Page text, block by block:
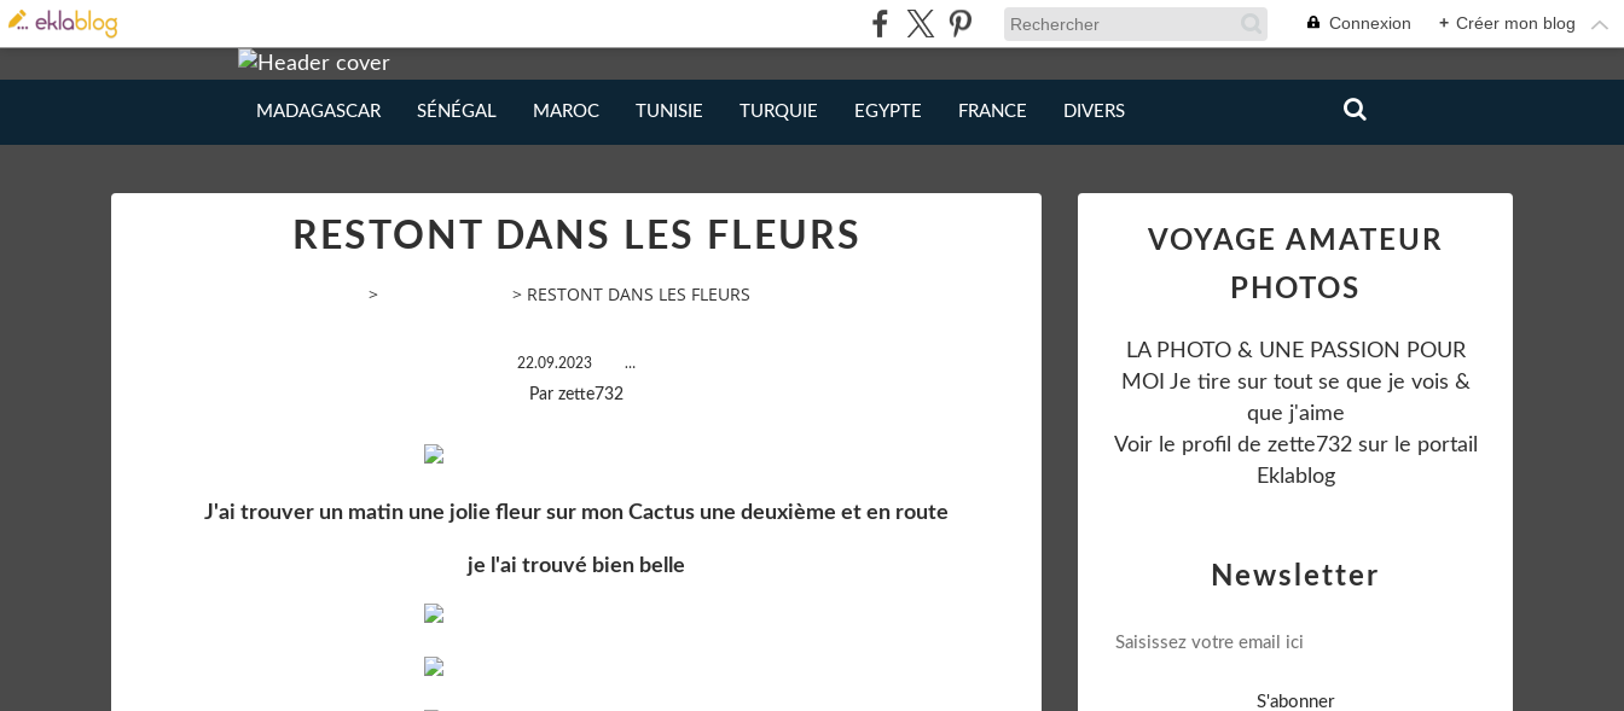
Connexion + Créer mon blog
MADAGASCAR SÉNÉGAL MAROC TUNISIE TURQUIE EGYPTE FRANCE DIVERS
RESTONT DANS LES FLEURS
> > RESTONT DANS LES FLEURS
22.09.2023 …
Par zette732
J'ai trouver un matin une jolie fleur sur mon Cactus une deuxième et en route
je l'ai trouvé bien belle Newsletter
VOYAGE AMATEUR
PHOTOS
LA PHOTO & UNE PASSION POUR
MOI Je tire sur tout se que je vois &
que j'aime
Voir le profil de zette732sur le portail
Eklablog